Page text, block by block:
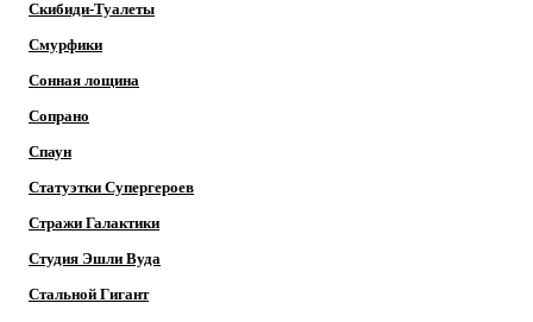
Скибиди-Туалеты
Смурфики
Сонная лощина
Сопрано
Спаун
Статуэтки Супергероев
Стражи Галактики
Студия Эшли Вуда
Стальной Гигант